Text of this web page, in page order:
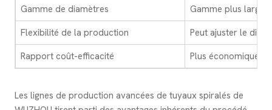
Gamme de diamètres
Gamme plus large
Flexibilité de la production
Peut ajuster le
Rapport coût-efficacité
Plus économique
Les lignes de production avancées de tuyaux spiralés de